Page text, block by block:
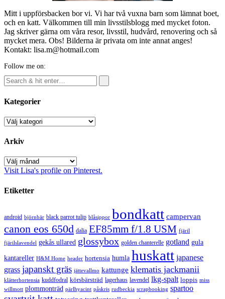
Mitt i uppförsbacken bor vi. Vi har två vuxna barn som lämnat boet,
och en katt. Välkommen till min livsstilsblogg med mycket foton.
Jag skriver gärna om våra resor, livsstil, hudvård, renovering och så
mycket mera. Obs! Bilderna är privata om inte annat anges!
Kontakt: lisa.m@hotmail.com
Follow me on:
Kategorier
Kategorier
Arkiv
Arkiv
Visit Lisa's profile on Pinterest.
Etiketter
android björnbär black parrot tulip blåsippor bondkatt campervan
canon eos 650d dalia EF85mm f/1.8 USM fjäril
fjärilslavendel gekås ullared glossybox golden chanterelle gotland gula
kantareller H&M Home header hortensia humla huskatt japanese
grass japanskt gräs jättevallmo kattunge klematis jackmanii
klätterhortensia kuddfodral körsbärsträd lagerhaus lavendel lkg-spalt loppis miss
willmott plommonträd pärlhyacint påskris rudbeckia scrapbooking spartoo